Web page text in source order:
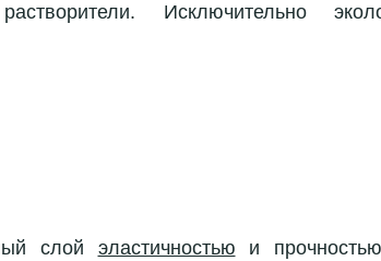
Исключительно
слой эластичностью и